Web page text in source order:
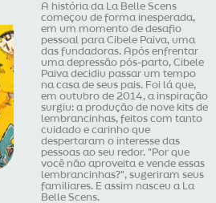
A história da La Belle Scens
começou de forma inesperada,
em um momento de desafio
pessoal para Cibele Paiva, uma
das fundadoras. Após enfrentar
uma depressão pós-parto, Cibele
Paiva decidiu passar um tempo
na casa de seus pais. Foi lá que,
em outubro de 2014, a inspiração
surgiu: a produção de nove kits de
lembrancinhas, feitos com tanto
cuidado e carinho que
despertaram o interesse das
pessoas ao seu redor. "Por que
você não aproveita e vende essas
lembrancinhas?", sugeriram seus
familiares. E assim nasceu a La
Belle Scens.